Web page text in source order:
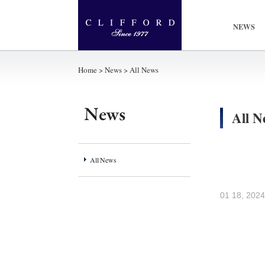
NEWS
Home > News > All News
All News
All
01 18, 2024